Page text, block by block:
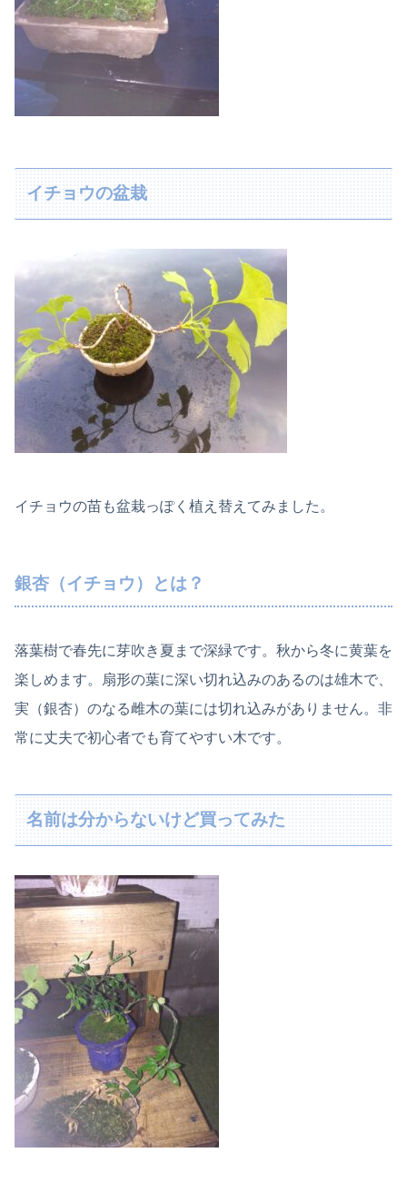
イチョウの盆栽
イチョウの苗も盆栽っぽく植え替えてみました。
銀杏（イチョウ）とは？
落葉樹で春先に芽吹き夏まで深緑です。秋から冬に黄葉を
楽しめます。扇形の葉に深い切れ込みのあるのは雄木で、
実（銀杏）のなる雌木の葉には切れ込みがありません。非
常に丈夫で初心者でも育てやすい木です。
名前は分からないけど買ってみた